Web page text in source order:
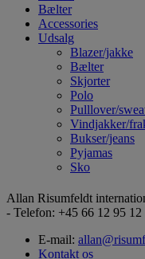
Bælter
Accessories
Udsalg
Blazer/jakke
Bælter
Skjorter
Polo
Pulllover/
Vindjakker/
Bukser/jeans
Pyjamas
Sko
Allan Risumfeldt
- Telefon: +45 66 12 95 12
E-mail:
Kontakt os